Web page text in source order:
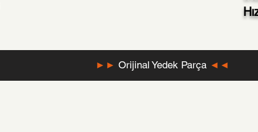
►► Orijinal Yedek Parça ◄◄